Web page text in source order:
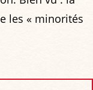
les « minorités